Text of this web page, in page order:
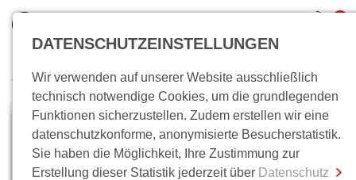
inkl. MwSt.
0,00 €
Zum Warenkorb Zur Kasse
Wo bin ich?
DATENSCHUTZEINSTELLUNGEN
Wir verwenden auf unserer Website ausschließlich
technisch notwendige Cookies, um die grundlegenden
Funktionen sicherzustellen. Zudem erstellen wir eine
datenschutzkonforme, anonymisierte Besucherstatistik.
Sie haben die Möglichkeit, Ihre Zustimmung zur
Erstellung dieser Statistik jederzeit über Datenschutz